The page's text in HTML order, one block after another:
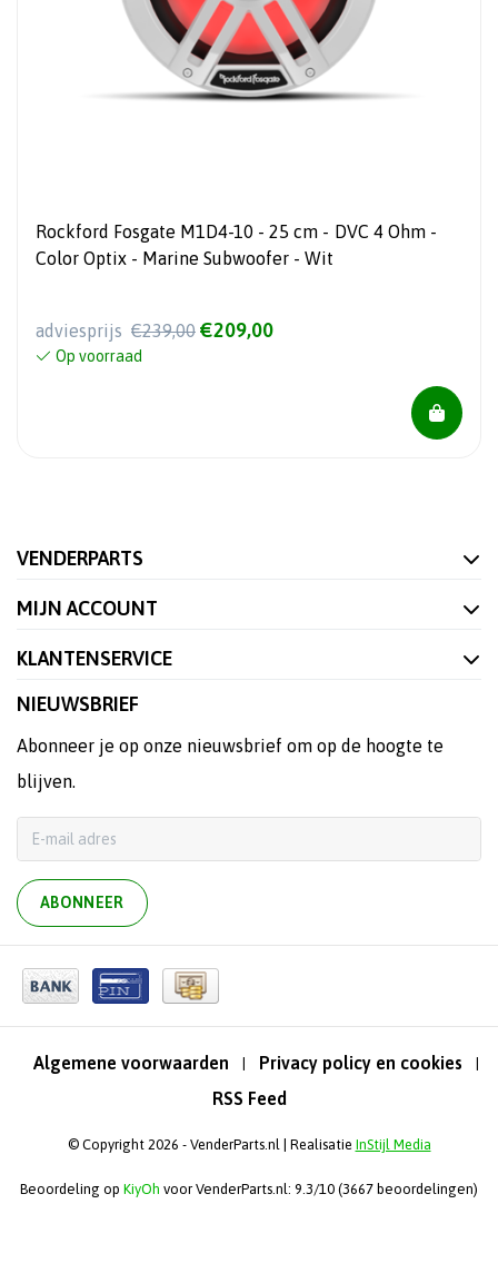
Rockford Fosgate M1D4-10 - 25 cm - DVC 4 Ohm -
Color Optix - Marine Subwoofer - Wit
adviesprijs €239,00 €209,00
Op voorraad
VENDERPARTS
MIJN ACCOUNT
KLANTENSERVICE
NIEUWSBRIEF
Abonneer je op onze nieuwsbrief om op de hoogte te
blijven.
ABONNEER
Algemene voorwaarden | Privacy policy en cookies |
RSS Feed
© Copyright 2026 - VenderParts.nl | Realisatie InStijl Media
Beoordeling op KiyOh voor VenderParts.nl: 9.3/10 (3667 beoordelingen)